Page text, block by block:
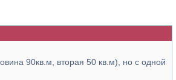
90кв.м, вторая 50 кв.м), но с одной